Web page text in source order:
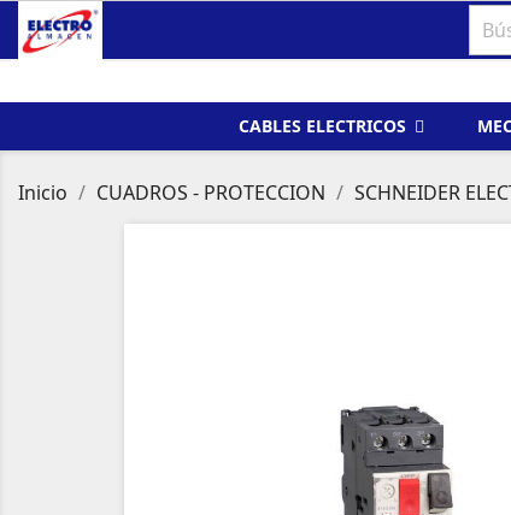
CABLES ELECTRICOS
Inicio CUADROS - PROTECCION SCHNEIDER